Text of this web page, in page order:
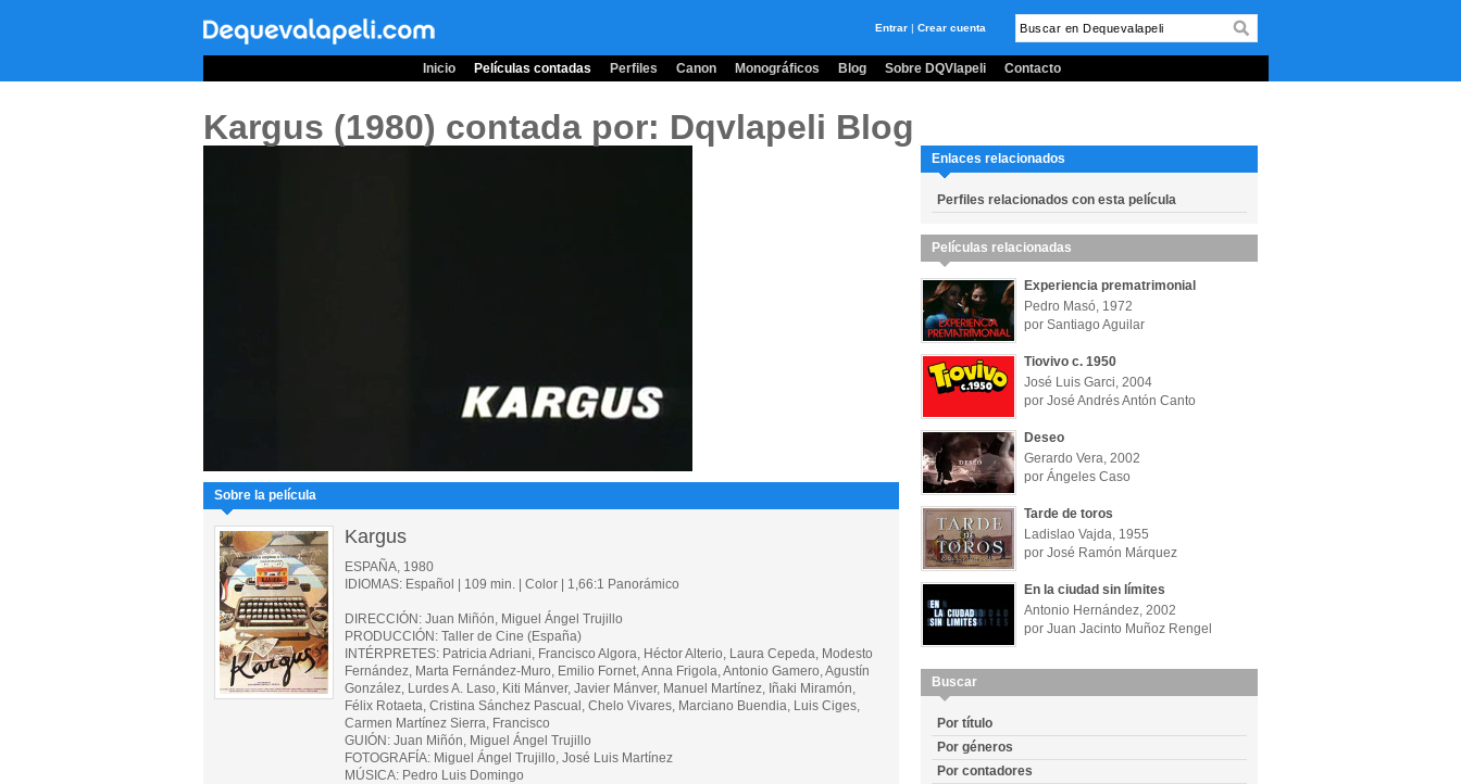
Entrar | Crear cuenta
Inicio Películas contadas Perfiles Canon Monográficos Blog Sobre DQVlapeli Contacto
Kargus (1980) contada por: Dqvlapeli Blog
Sobre la película
Kargus
ESPAÑA, 1980
IDIOMAS: Español | 109 min. | Color | 1,66:1 Panorámico
DIRECCIÓN: Juan Miñón, Miguel Ángel Trujillo
PRODUCCIÓN: Taller de Cine (España)
INTÉRPRETES: Patricia Adriani, Francisco Algora, Héctor Alterio, Laura Cepeda, Modesto
Fernández, Marta Fernández-Muro, Emilio Fornet, Anna Frigola, Antonio Gamero, Agustín
González, Lurdes A. Laso, Kiti Mánver, Javier Mánver, Manuel Martínez, Iñaki Miramón,
Félix Rotaeta, Cristina Sánchez Pascual, Chelo Vivares, Marciano Buendia, Luis Ciges,
Carmen Martínez Sierra, Francisco
GUIÓN: Juan Miñón, Miguel Ángel Trujillo
FOTOGRAFÍA: Miguel Ángel Trujillo, José Luis Martínez
MÚSICA: Pedro Luis Domingo
Enlaces relacionados
Perfiles relacionados con esta película
Películas relacionadas
Experiencia prematrimonial
Pedro Masó, 1972
por Santiago Aguilar
Tiovivo c. 1950
José Luis Garci, 2004
por José Andrés Antón Canto
Deseo
Gerardo Vera, 2002
por Ángeles Caso
Tarde de toros
Ladislao Vajda, 1955
por José Ramón Márquez
En la ciudad sin límites
Antonio Hernández, 2002
por Juan Jacinto Muñoz Rengel
Buscar
Por título
Por géneros
Por contadores